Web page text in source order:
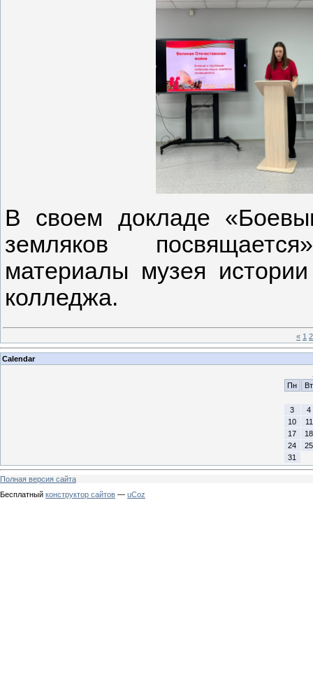
В своем докладе
земляков
материалы музея
колледжа.
« 1 2
Calendar
Пн
Вт
3
4
10
11
17
18
24
25
31
Полная версия сайта
Бесплатный конструктор сайтов — uCoz